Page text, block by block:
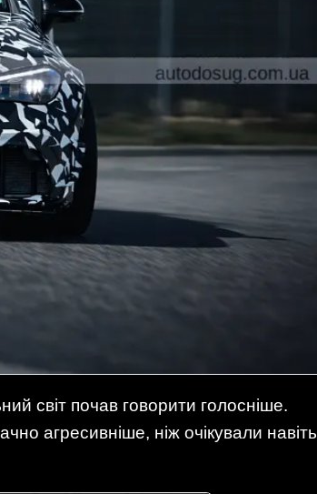
світ почав говорити голосніше.
агресивніше, ніж очікували навіть